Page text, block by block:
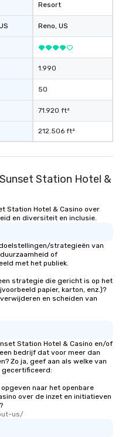
Resort
Reno, US
1.990
50
71.920 ft²
212.506 ft²
Station Hotel &
Station Hotel & Casino over
en diversiteit en inclusie.
strategieën van
of
met het publiek.
strategie die gericht is op het
papier, karton, enz.)?
en scheiden van
Station Hotel & Casino en/of
bedrijf dat voor meer dan
Zo ja, geef aan als welke van
gecertificeerd:
naar het openbare
over de inzet en initiatieven
us/